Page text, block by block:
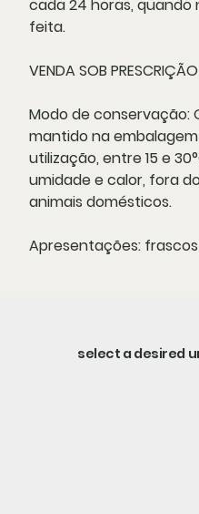
cada 24 horas, quando
feita.
VENDA SOB
Modo de conservação:
mantido na
utilização, entre 15 e
umidade e calor, fora
animais domésticos.
Apresentações: frascos
select a desired